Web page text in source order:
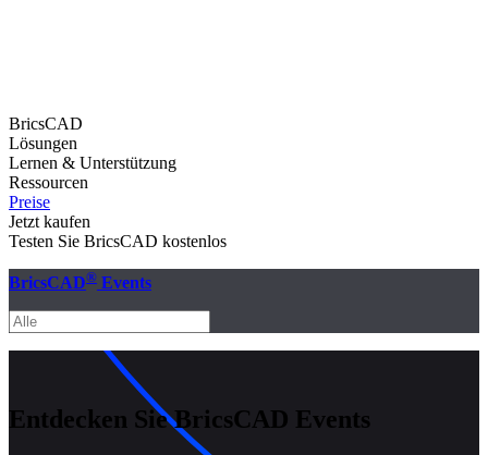
BricsCAD
Lösungen
Lernen & Unterstützung
Ressourcen
Preise
Jetzt kaufen
Testen Sie BricsCAD kostenlos
BricsCAD® Events
Entdecken Sie BricsCAD Events